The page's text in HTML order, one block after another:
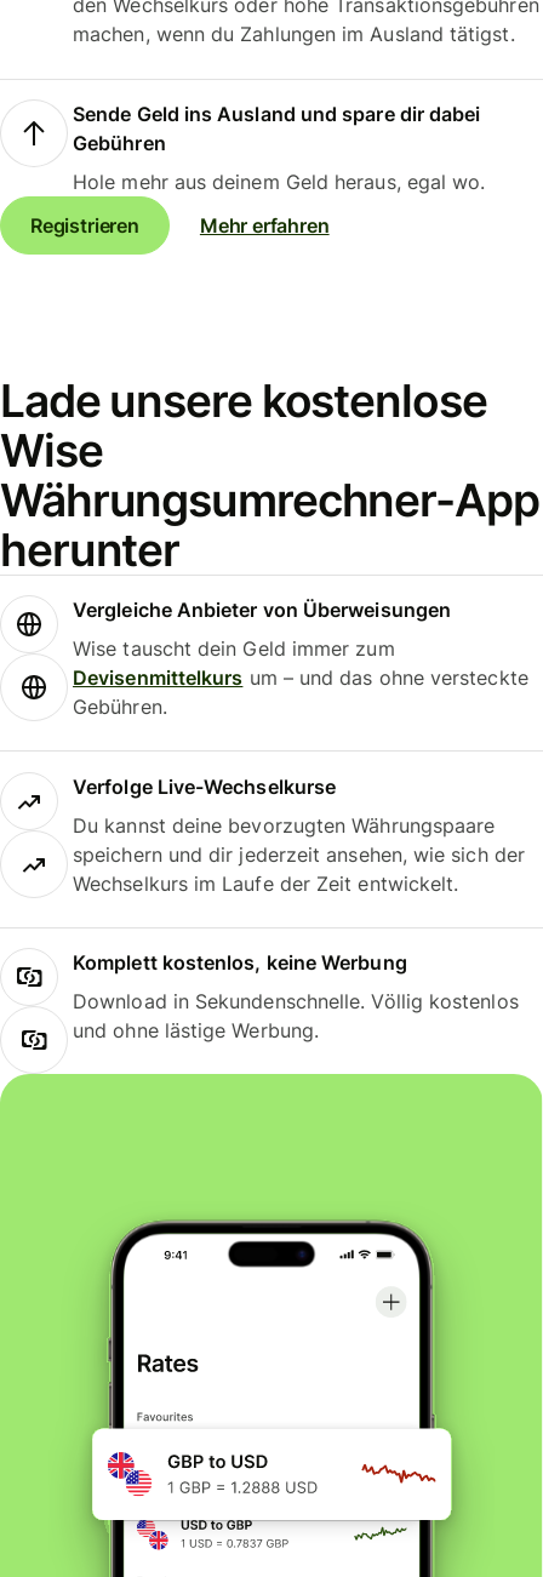
den Wechselkurs oder hohe Transaktionsgebühren
machen, wenn du Zahlungen im Ausland tätigst.
Sende Geld ins Ausland und spare dir dabei
Gebühren
Hole mehr aus deinem Geld heraus, egal wo.
Registrieren
Mehr erfahren
Lade unsere kostenlose
Wise
Währungsumrechner-App
herunter
Vergleiche Anbieter von Überweisungen
Wise tauscht dein Geld immer zum
Devisenmittelkurs um – und das ohne versteckte
Gebühren.
Verfolge Live-Wechselkurse
Du kannst deine bevorzugten Währungspaare
speichern und dir jederzeit ansehen, wie sich der
Wechselkurs im Laufe der Zeit entwickelt.
Komplett kostenlos, keine Werbung
Download in Sekundenschnelle. Völlig kostenlos
und ohne lästige Werbung.